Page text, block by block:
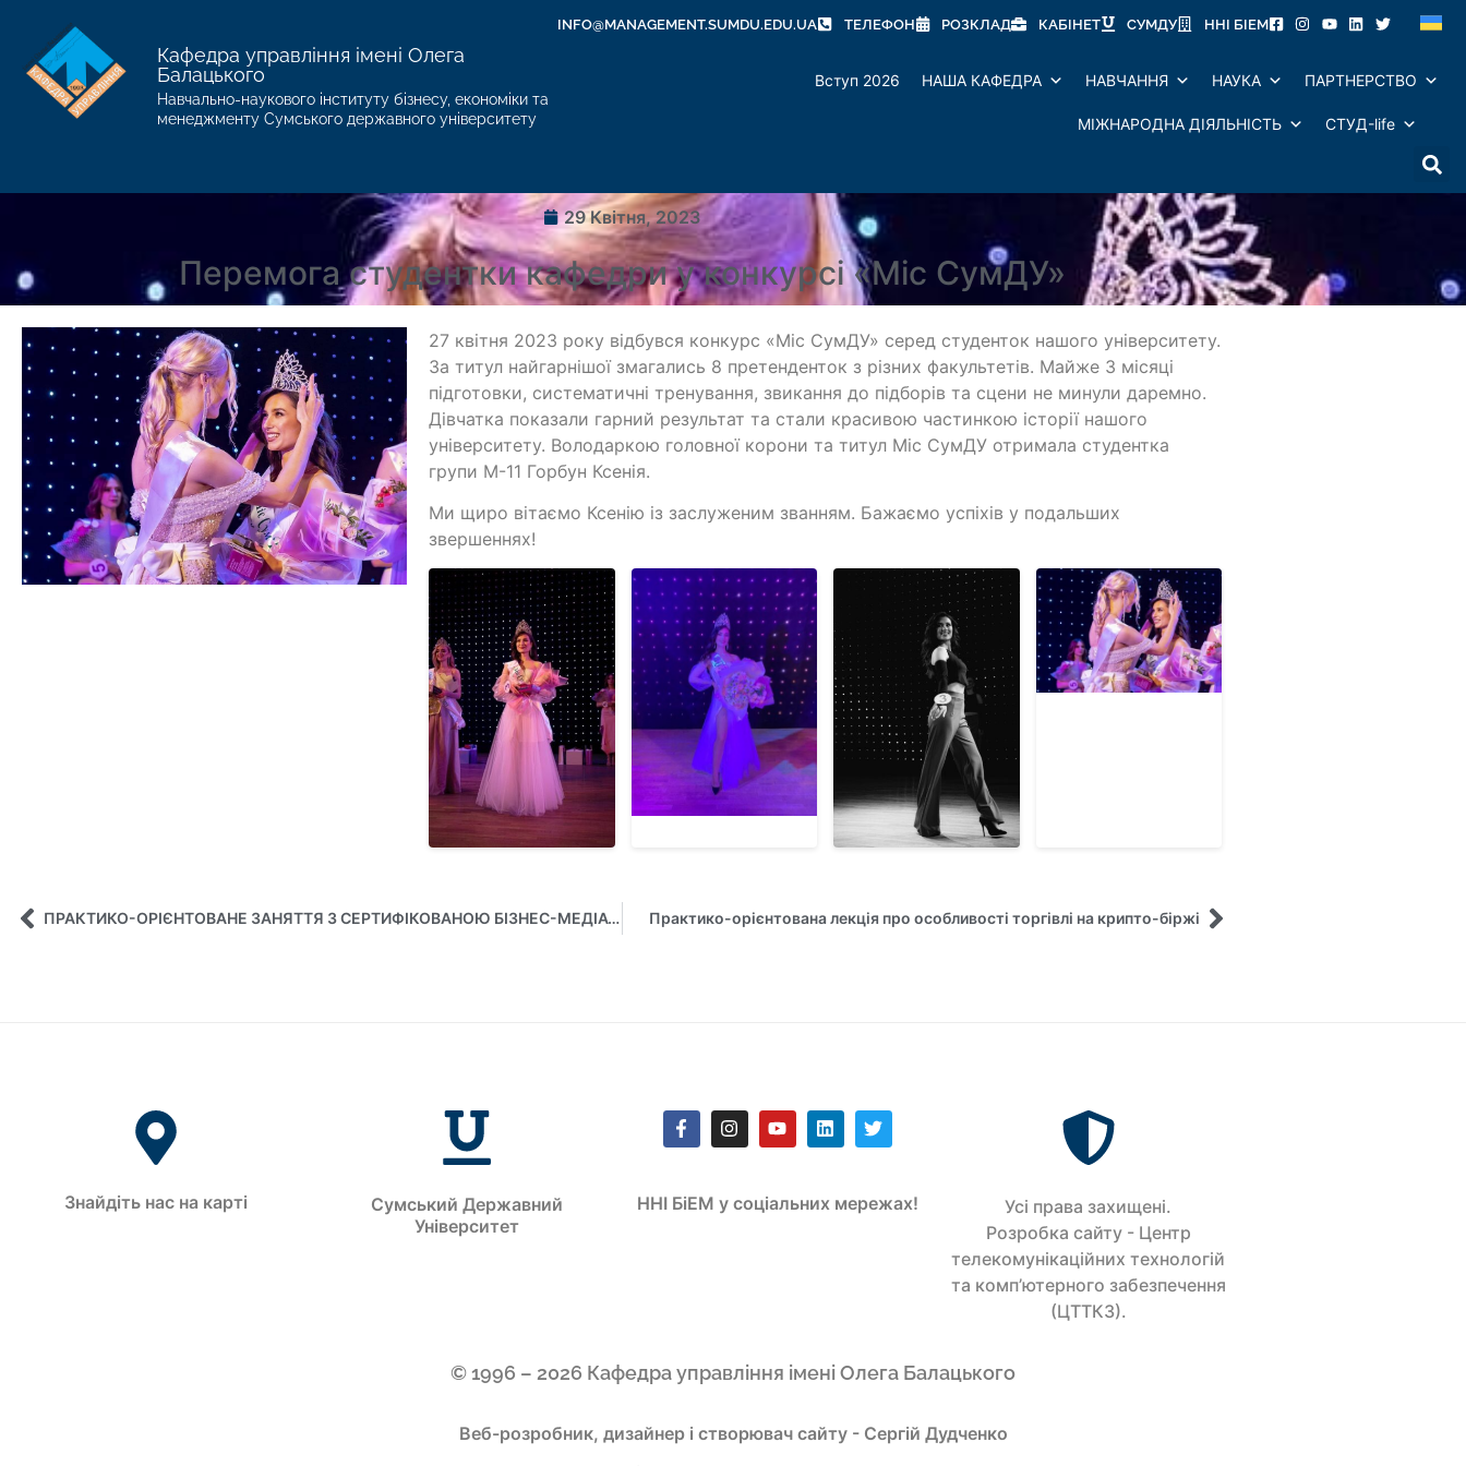
INFO@MANAGEMENT.SUMDU.EDU.UA ТЕЛЕФОН РОЗКЛАД КАБІНЕТ СУМДУ ННІ БІЕМ
Кафедра управління імені Олега
Балацького
Навчально-наукового інституту бізнесу, економіки та
менеджменту Сумського державного університету
Вступ 2026 НАША КАФЕДРА НАВЧАННЯ НАУКА ПАРТНЕРСТВО
МІЖНАРОДНА ДІЯЛЬНІСТЬ СТУД-life
29 Квітня, 2023
Перемога студентки кафедри у конкурсі «Міс СумДУ»
27 квітня 2023 року відбувся конкурс «Міс СумДУ» серед студенток нашого університету.
За титул найгарнішої змагались 8 претенденток з різних факультетів. Майже 3 місяці
підготовки, систематичні тренування, звикання до підборів та сцени не минули даремно.
Дівчатка показали гарний результат та стали красивою частинкою історії нашого
університету. Володаркою головної корони та титул Міс СумДУ отримала студентка
групи М-11 Горбун Ксенія.
Ми щиро вітаємо Ксенію із заслуженим званням. Бажаємо успіхів у подальших
звершеннях!
ПРАКТИКО-ОРІЄНТОВАНЕ ЗАНЯТТЯ З СЕРТИФІКОВАНОЮ БІЗНЕС-МЕДІАТОРКОЮ МАРИНОЮ САЄНКО ЗІ СТУДЕНТАМИ СПЕЦІАЛЬНОСТІ «МЕНЕДЖМЕНТ» ТА «ПУБЛІЧНЕ УПРАВЛІННЯ» Практико-орієнтована лекція про особливості торгівлі на крипто-біржі
Знайдіть нас на карті
Сумський Державний
Університет
ННІ БіЕМ у соціальних мережах!
Усi права захищенi.
Розробка сайту - Центр
телекомунікаційних технологій
та комп’ютерного забезпечення
(ЦТТКЗ).
© 1996 – 2026 Кафедра управління імені Олега Балацького
Веб-розробник, дизайнер і створювач сайту - Сергій Дудченко